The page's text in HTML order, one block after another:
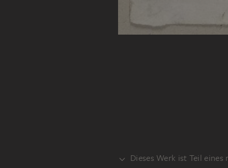
Dieses Werk ist Teil